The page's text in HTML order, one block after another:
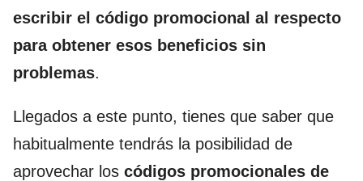
escribir el código promocional al respecto
para obtener esos beneficios sin
problemas.
Llegados a este punto, tienes que saber que
habitualmente tendrás la posibilidad de
aprovechar los códigos promocionales de